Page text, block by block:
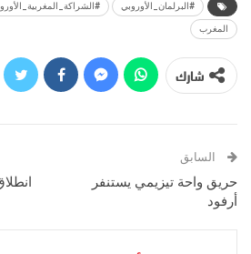
#البرلمان_الأوروبي
المغرب
شارك
السابق
حريق واحة تيزيمي يستنفر
أرفود